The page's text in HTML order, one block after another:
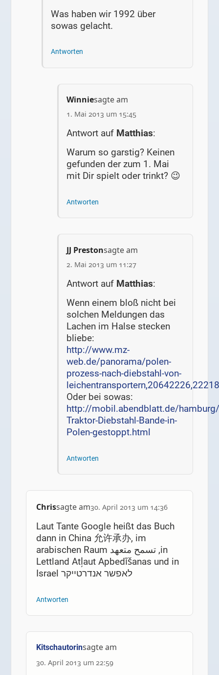
Was haben wir 1992 über
sowas gelacht.
Antworten
Winniesagte am
1. Mai 2013 um 15:45
Antwort auf Matthias:
Warum so garstig? Keinen
gefunden der zum 1. Mai
mit Dir spielt oder trinkt? 😉
Antworten
JJ Prestonsagte am
2. Mai 2013 um 11:27
Antwort auf Matthias:
Wenn einem bloß nicht bei
solchen Meldungen das
Lachen im Halse stecken
bliebe:
http://www.mz-
web.de/panorama/polen-
prozess-nach-diebstahl-von-
Oder bei sowas:
http://mobil.abendblatt.de/
Traktor-Diebstahl-Bande-in-
Polen-gestoppt.html
Antworten
Chrissagte am30. April 2013 um 14:36
Laut Tante Google heißt das Buch
dann in China 允许承办, im
arabischen Raum تسمح متعهد ,in
Lettland Atļaut Apbedīšanas und in
Israel לאפשר אנדרטייקר
Antworten
Kitschautorinsagte am
30. April 2013 um 22:59